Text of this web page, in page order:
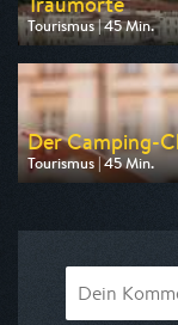
Tourismus | 45 Min.
Ausgestrahlt von 3sat
am 09.08.2026, 14:05
Der Camping-
Tourismus | 45 Min.
Ausgestrahlt von NDR